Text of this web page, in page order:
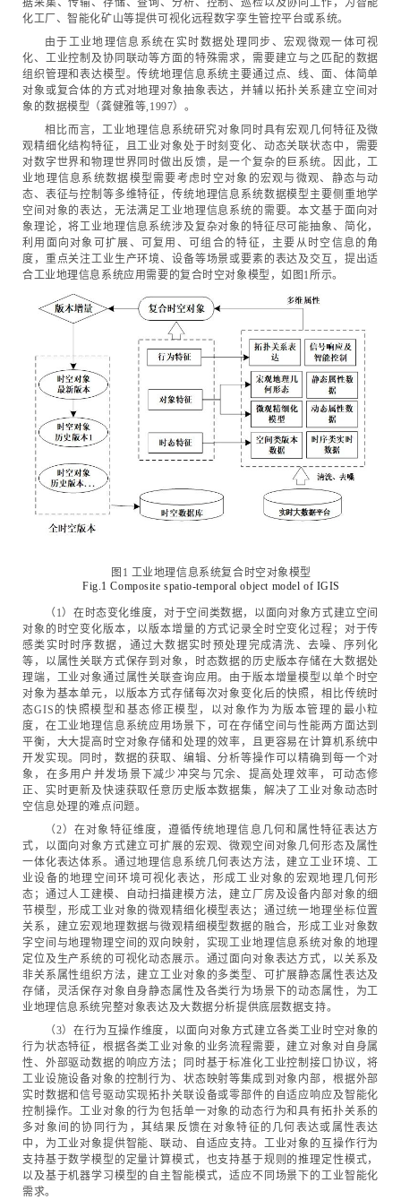
据采集、传输、存储、查询、分析、控制、巡检以及协同工作，为智能
化工厂、智能化矿山等提供可视化远程数字孪生管控平台或系统。
由于工业地理信息系统在实时数据处理同步、宏观微观一体可视
化、工业控制及协同联动等方面的特殊需求，需要建立与之匹配的数据
组织管理和表达模型。传统地理信息系统主要通过点、线、面、体简单
对象或复合体的方式对地理对象抽象表达，并辅以拓扑关系建立空间对
象的数据模型（龚健雅等,1997）。
相比而言，工业地理信息系统研究对象同时具有宏观几何特征及微
观精细化结构特征，且工业对象处于时刻变化、动态关联状态中，需要
对数字世界和物理世界同时做出反馈，是一个复杂的巨系统。因此，工
业地理信息系统数据模型需要考虑时空对象的宏观与微观、静态与动
态、表征与控制等多维特征，传统地理信息系统数据模型主要侧重地学
空间对象的表达，无法满足工业地理信息系统的需要。本文基于面向对
象理论，将工业地理信息系统涉及复杂对象的特征尽可能抽象、简化，
利用面向对象可扩展、可复用、可组合的特征，主要从时空信息的角
度，重点关注工业生产环境、设备等场景或要素的表达及交互，提出适
合工业地理信息系统应用需要的复合时空对象模型，如图1所示。
图1 工业地理信息系统复合时空对象模型
Fig.1 Composite spatio-temporal object model of IGIS
（1）在时态变化维度，对于空间类数据，以面向对象方式建立空间
对象的时空变化版本，以版本增量的方式记录全时空变化过程；对于传
感类实时时序数据，通过大数据实时预处理完成清洗、去噪、序列化
等，以属性关联方式保存到对象，时态数据的历史版本存储在大数据处
理端，工业对象通过属性关联查询应用。由于版本增量模型以单个时空
对象为基本单元，以版本方式存储每次对象变化后的快照，相比传统时
态GIS的快照模型和基态修正模型，以对象作为为版本管理的最小粒
度，在工业地理信息系统应用场景下，可在存储空间与性能两方面达到
平衡，大大提高时空对象存储和处理的效率，且更容易在计算机系统中
开发实现。同时，数据的获取、编辑、分析等操作可以精确到每一个对
象，在多用户并发场景下减少冲突与冗余、提高处理效率，可动态修
正、实时更新及快速获取任意历史版本数据集，解决了工业对象动态时
空信息处理的难点问题。
（2）在对象特征维度，遵循传统地理信息几何和属性特征表达方
式，以面向对象方式建立可扩展的宏观、微观空间对象几何形态及属性
一体化表达体系。通过地理信息系统几何表达方法，建立工业环境、工
业设备的地理空间环境可视化表达，形成工业对象的宏观地理几何形
态；通过人工建模、自动扫描建模方法，建立厂房及设备内部对象的细
节模型，形成工业对象的微观精细化模型表达；通过统一地理坐标位置
关系，建立宏观地理数据与微观精细模型数据的融合，形成工业对象数
字空间与地理物理空间的双向映射，实现工业地理信息系统对象的地理
定位及生产系统的可视化动态展示。通过面向对象表达方式，以关系及
非关系属性组织方法，建立工业对象的多类型、可扩展静态属性表达及
存储，灵活保存对象自身静态属性及各类行为场景下的动态属性，为工
业地理信息系统完整对象表达及大数据分析提供底层数据支持。
（3）在行为互操作维度，以面向对象方式建立各类工业时空对象的
行为状态特征，根据各类工业对象的业务流程需要，建立对象对自身属
性、外部驱动数据的响应方法；同时基于标准化工业控制接口协议，将
工业设施设备对象的控制行为、状态映射等集成到对象内部，根据外部
实时数据和信号驱动实现拓扑关联设备或零部件的自适应响应及智能化
控制操作。工业对象的行为包括单一对象的动态行为和具有拓扑关系的
多对象间的协同行为，其结果反馈在对象特征的几何表达或属性表达
中，为工业对象提供智能、联动、自适应支持。工业对象的互操作行为
支持基于数学模型的定量计算模式，也支持基于规则的推理定性模式，
以及基于机器学习模型的自主智能模式，适应不同场景下的工业智能化
需求。